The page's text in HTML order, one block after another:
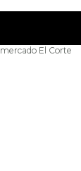
El Corte